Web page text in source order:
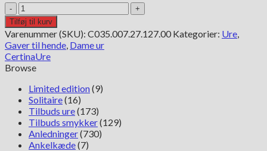
Certina
DS
Caimano
C035.007.27.127.00
antal
Tilføj til kurv
Varenummer (SKU): C035.007.27.127.00 Kategorier: Ure,
Gaver til hende, Dame ur
CertinaUre
Browse
Limited edition(9)
Solitaire(16)
Tilbuds ure(173)
Tilbuds smykker(129)
Anledninger(730)
Ankelkæde(7)